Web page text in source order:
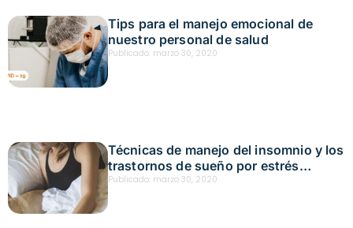
Tips para el manejo emocional de
nuestro personal de salud
Publicado: marzo 30, 2020
Técnicas de manejo del insomnio y los
trastornos de sueño por estrés
derivado de la crisis
Publicado: marzo 30, 2020